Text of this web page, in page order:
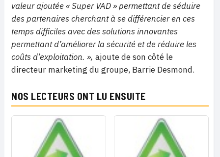
valeur ajoutée « Super VAD » permettant de séduire
des partenaires cherchant à se différencier en ces
temps difficiles avec des solutions innovantes
permettant d’améliorer la sécurité et de réduire les
coûts d’exploitation. », ajoute de son côté le
directeur marketing du groupe, Barrie Desmond.
NOS LECTEURS ONT LU ENSUITE